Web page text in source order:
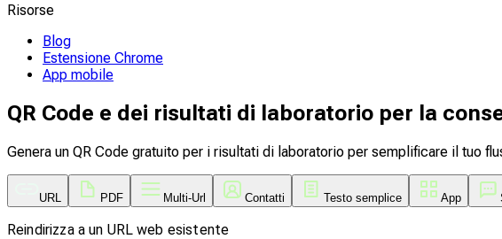
Risorse
Blog
Estensione Chrome
App mobile
QR Code e dei risultati di laboratorio per la
Genera un QR Code gratuito per i risultati di laboratorio per semplificare il tuo
URL PDF Multi-Url Contatti Testo semplice App
Reindirizza a un URL web esistente